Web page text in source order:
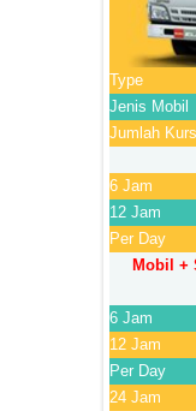
Type
Jenis Mobil
Jumlah
6 Jam
12 Jam
Per Day
Mobil +
6 Jam
12 Jam
Per Day
24 Jam